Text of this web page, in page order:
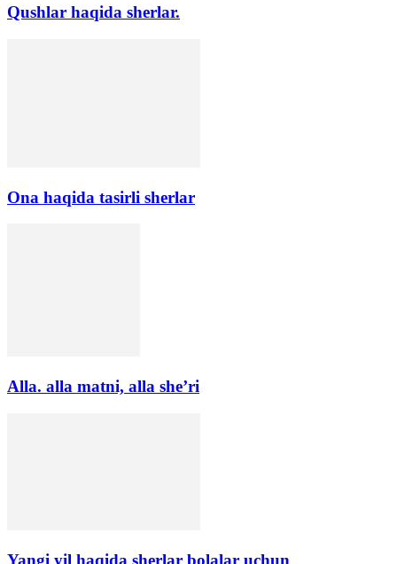
Qushlar haqida sherlar.
Ona haqida tasirli sherlar
Alla. alla matni, alla she’ri
Yangi yil haqida sherlar bolalar uchun